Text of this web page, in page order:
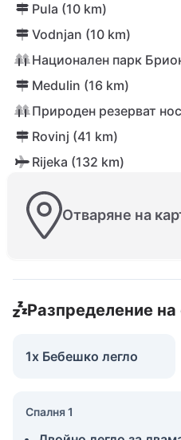
Pula (10 km)
Vodnjan (10 km)
Национален парк
Medulin (16 km)
Природен резерват
Rovinj (41 km)
Rijeka (132 km)
Отваряне на
Разпределение на
1x Бебешко легло
Спалня 1